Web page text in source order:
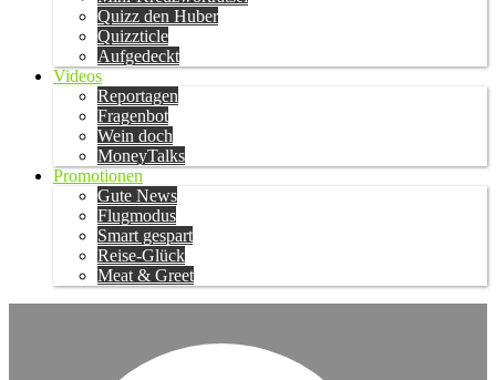
Quizz den Huber
Quizzticle
Aufgedeckt
Videos
Reportagen
Fragenbot
Wein doch
MoneyTalks
Promotionen
Gute News
Flugmodus
Smart gespart
Reise-Glück
Meat & Greet